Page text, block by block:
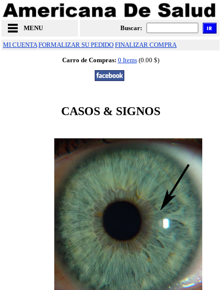
MENU Buscar:
MI CUENTA FORMALIZAR SU PEDIDO FINALIZAR COMPRA
Carro de Compras: 0 Items(0.00 $)
CASOS & SIGNOS